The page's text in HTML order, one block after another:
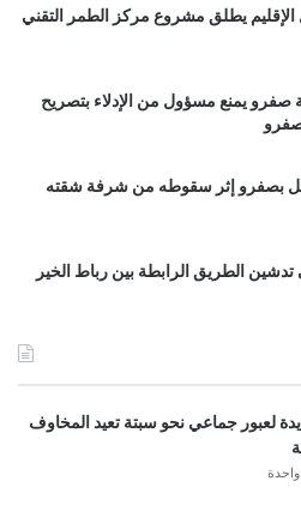
الإقليم يطلق مشروع مركز الطمر التقني
صفرو يمنع مسؤول من الإدلاء بتصريح
بصفرو إثر سقوطه من شرفة شقته
الطريق الرابطة بين رباط الخير
لعبور جماعي نحو سبتة تعيد المخاوف